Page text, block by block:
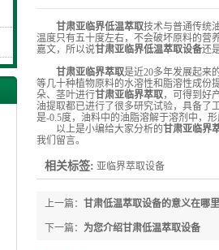
甘肃亚临界低温萃取技术与普通传统
温度只有五十度左右，不会破坏原料的营
嘉文，所以说甘肃亚临界低温萃取设备还
甘肃亚临界萃取是近20多年发展起来
等几十种植物原料的水溶性和脂溶性成份
朵、茎叶进行甘肃亚临界萃取，可得到好
油提取都已进行了很多研究试验，具备了
是-0.5度，油料中的油脂溶解于溶剂中，
以上是小编给大家分析的甘肃亚临界
我们留言。
相关标签: 亚临界萃取设备
上一篇： 甘肃低温萃取设备的意义在哪里
下一篇： 为您介绍甘肃低温萃取设备